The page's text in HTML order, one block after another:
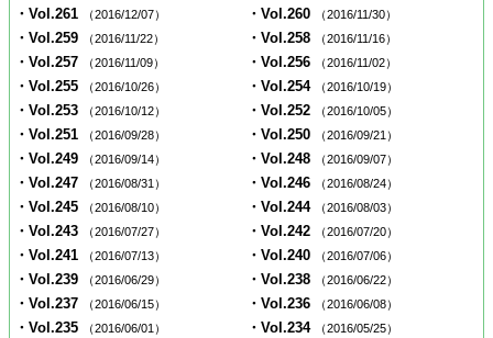
・Vol.261 （2016/12/07） ・Vol.260 （2016/11/30）
・Vol.259 （2016/11/22） ・Vol.258 （2016/11/16）
・Vol.257 （2016/11/09） ・Vol.256 （2016/11/02）
・Vol.255 （2016/10/26） ・Vol.254 （2016/10/19）
・Vol.253 （2016/10/12） ・Vol.252 （2016/10/05）
・Vol.251 （2016/09/28） ・Vol.250 （2016/09/21）
・Vol.249 （2016/09/14） ・Vol.248 （2016/09/07）
・Vol.247 （2016/08/31） ・Vol.246 （2016/08/24）
・Vol.245 （2016/08/10） ・Vol.244 （2016/08/03）
・Vol.243 （2016/07/27） ・Vol.242 （2016/07/20）
・Vol.241 （2016/07/13） ・Vol.240 （2016/07/06）
・Vol.239 （2016/06/29） ・Vol.238 （2016/06/22）
・Vol.237 （2016/06/15） ・Vol.236 （2016/06/08）
・Vol.235 （2016/06/01） ・Vol.234 （2016/05/25）